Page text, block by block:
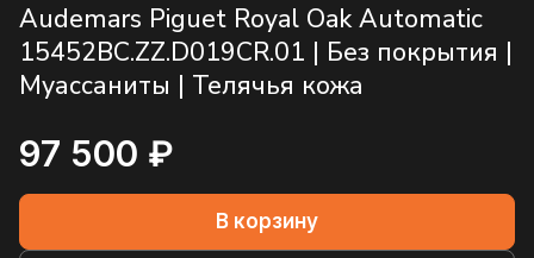
Audemars Piguet Royal Oak Automatic
15452BC.ZZ.D019CR.01 | Без покрытия |
Муассаниты | Телячья кожа
97 500 ₽
В корзину